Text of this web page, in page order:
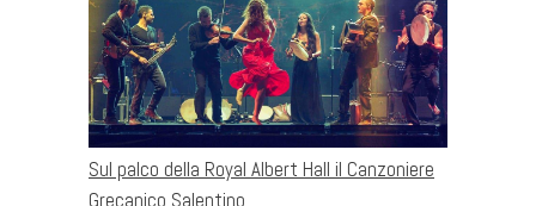
Sul palco della Royal Albert Hall il Canzoniere
Grecanico Salentino